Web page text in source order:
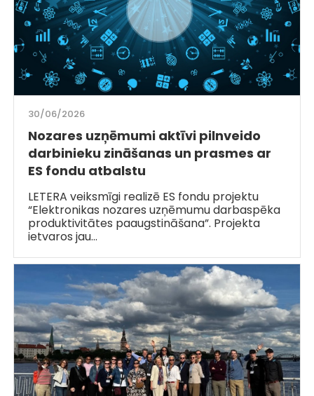
30/06/2026
Nozares uzņēmumi aktīvi pilnveido
darbinieku zināšanas un prasmes ar
ES fondu atbalstu
LETERA veiksmīgi realizē ES fondu projektu
“Elektronikas nozares uzņēmumu darbaspēka
produktivitātes paaugstināšana”. Projekta
ietvaros jau…